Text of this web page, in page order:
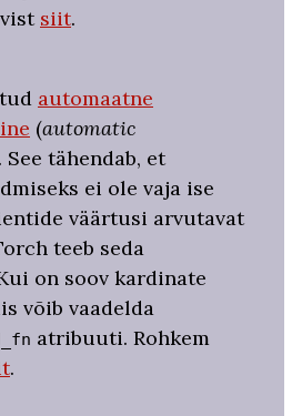
siit.
automaatne
(automatic
See tähendab, et
ei ole vaja ise
väärtusi arvutavat
teeb seda
on soov kardinate
võib vaadelda
atribuuti. Rohkem
.